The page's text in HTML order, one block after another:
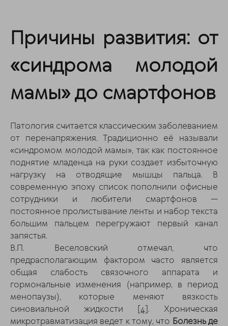
Причины развития: от
«синдрома молодой
мамы» до смартфонов
Патология считается классическим заболеванием
от перенапряжения. Традиционно её называли
«синдромом молодой мамы», так как постоянное
поднятие младенца на руки создает избыточную
нагрузку на отводящие мышцы пальца. В
современную эпоху список пополнили офисные
сотрудники и любители смартфонов —
постоянное пролистывание ленты и набор текста
большим пальцем перегружают первый канал
запястья.
В.П. Веселовский отмечал, что
предрасполагающим фактором часто является
общая слабость связочного аппарата и
гормональные изменения (например, в период
менопаузы), которые меняют вязкость
синовиальной жидкости [4]. Хроническая
микротравматизация ведет к тому, что Болезнь де